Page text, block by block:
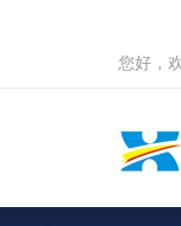
您好，